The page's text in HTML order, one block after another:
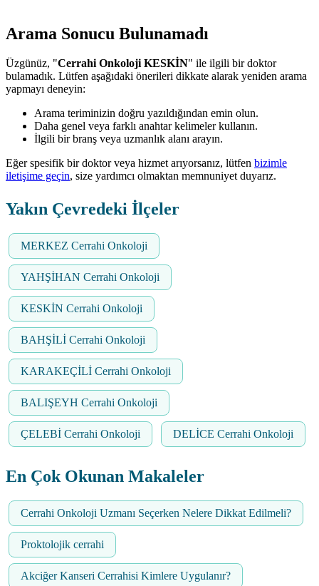
Arama Sonucu Bulunamadı
Üzgünüz, "Cerrahi Onkoloji KESKİN" ile ilgili bir doktor
bulamadık. Lütfen aşağıdaki önerileri dikkate alarak yeniden arama
yapmayı deneyin:
Arama teriminizin doğru yazıldığından emin olun.
Daha genel veya farklı anahtar kelimeler kullanın.
İlgili bir branş veya uzmanlık alanı arayın.
Eğer spesifik bir doktor veya hizmet arıyorsanız, lütfen bizimle
iletişime geçin, size yardımcı olmaktan memnuniyet duyarız.
Yakın Çevredeki İlçeler
MERKEZ Cerrahi Onkoloji
YAHŞİHAN Cerrahi Onkoloji
KESKİN Cerrahi Onkoloji
BAHŞİLİ Cerrahi Onkoloji
KARAKEÇİLİ Cerrahi Onkoloji
BALIŞEYH Cerrahi Onkoloji
ÇELEBİ Cerrahi Onkoloji DELİCE Cerrahi Onkoloji
En Çok Okunan Makaleler
Cerrahi Onkoloji Uzmanı Seçerken Nelere Dikkat Edilmeli?
Proktolojik cerrahi
Akciğer Kanseri Cerrahisi Kimlere Uygulanır?